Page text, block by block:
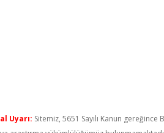
Uyarı: Sitemiz, 5651 Sayılı Kanun